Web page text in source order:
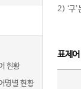
현황
명별 현황
2) ‘구
표제